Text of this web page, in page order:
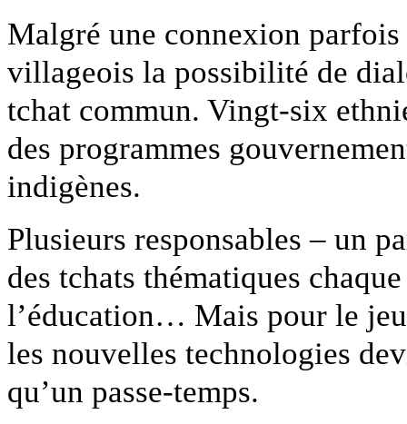
Malgré une connexion
villageois la possibilité de
tchat commun. Vingt-six
des programmes
indigènes.
Plusieurs responsables – un
des tchats thématiques
l’éducation… Mais pour le
les nouvelles technologies
qu’un passe-temps.